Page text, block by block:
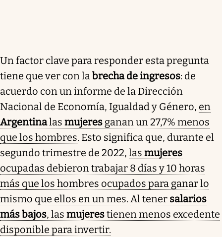
Un factor clave para responder esta pregunta
tiene que ver con labrecha de ingresos: de
acuerdo con un informe de la Dirección
Nacional de Economía, Igualdad y Género, en
Argentinalas mujeres ganan un 27,7% menos
que los hombres. Esto significa que, durante el
segundo trimestre de 2022, las mujeres
ocupadas debieron trabajar 8 días y 10 horas
más que los hombres ocupados para ganar lo
mismo que ellos en un mes. Al tener salarios
más bajos, las mujerestienen menos excedente
disponible para invertir.